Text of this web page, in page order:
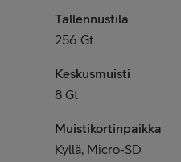
Tallennustila
256 Gt
Keskusmuisti
8 Gt
Muistikortinpaikka
Kyllä, Micro-SD